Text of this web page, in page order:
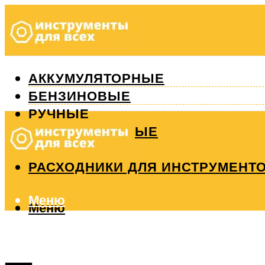
АККУМУЛЯТОРНЫЕ
БЕНЗИНОВЫЕ
РУЧНЫЕ
ИЗМЕРИТЕЛЬНЫЕ
РЕМОНТ
РАСХОДНИКИ ДЛЯ
Меню
Меню